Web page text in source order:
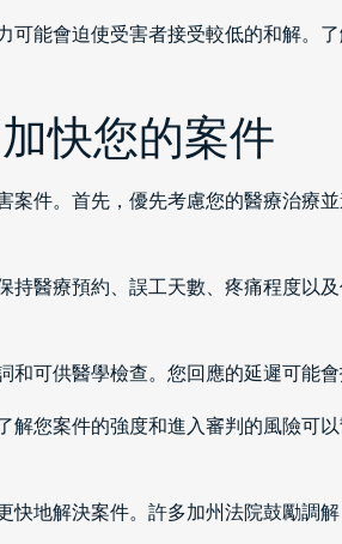
可能會迫使受害者接受較低的和解。
快您的案件
案件。首先，優先考慮您的醫療治療
持醫療預約、誤工天數、疼痛程度以
可供醫學檢查。您回應的延遲可能會
解您案件的強度和進入審判的風險可
地解決案件。許多加州法院鼓勵調